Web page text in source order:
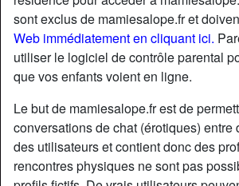
sont exclus de mamiesalope.fr et
Web immédiatement en cliquant ici.
utiliser le logiciel de contrôle parental
que vos enfants voient en ligne.
Le but de mamiesalope.fr est de
conversations de chat (érotiques) entre
des utilisateurs et contient donc des
rencontres physiques ne sont pas
starAjouter